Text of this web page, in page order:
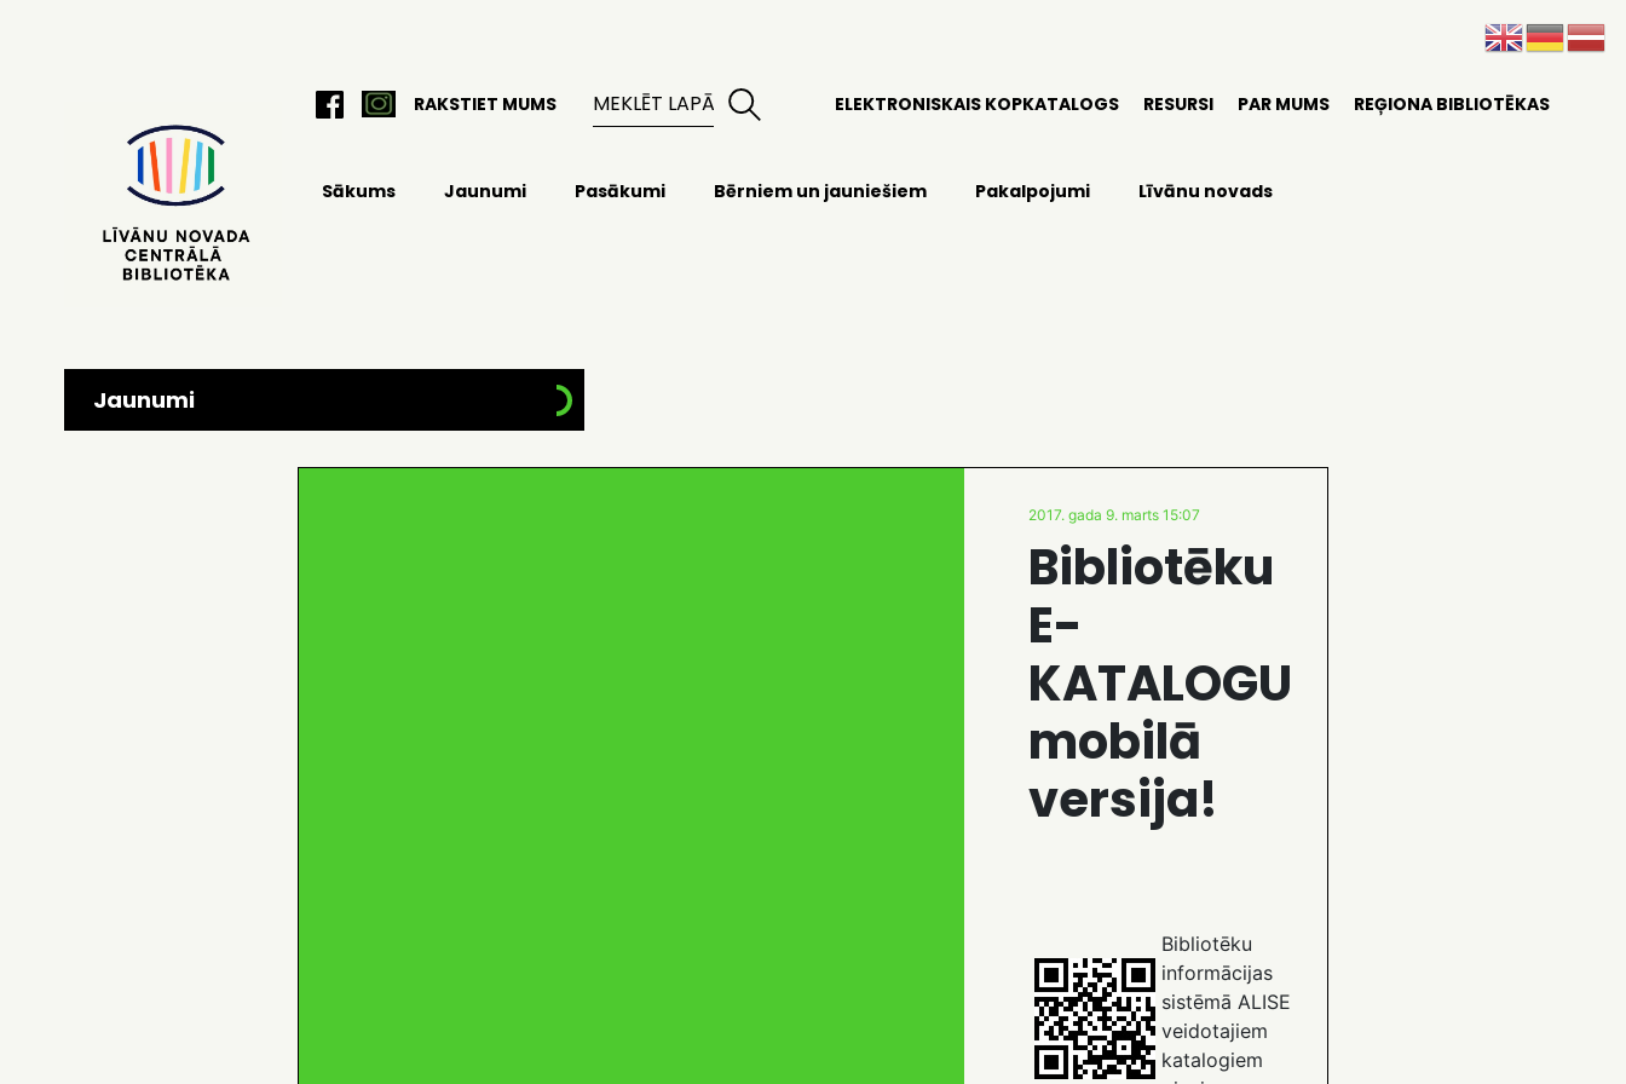
RAKSTIET MUMS ELEKTRONISKAIS KOPKATALOGS RESURSI PAR MUMS REĢIONA BIBLIOTĒKAS
Sākums Jaunumi Pasākumi Bērniem un jauniešiem Pakalpojumi Līvānu novads
Jaunumi
2017. gada 9. marts 15:07
Bibliotēku
E-
KATALOGU
mobilā
versija!
Bibliotēku
informācijas
sistēmā ALISE
veidotajiem
katalogiem